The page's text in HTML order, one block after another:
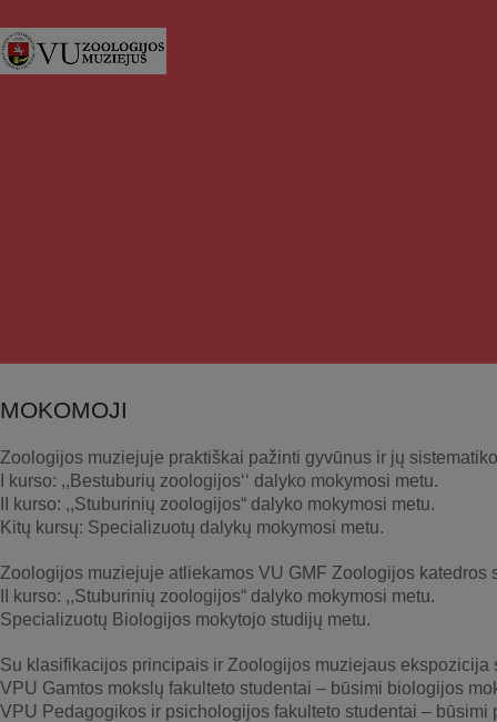
MOKOMOJI
Zoologijos muziejuje praktiškai pažinti gyvūnus ir jų
I kurso: ,,Bestuburių zoologijos‘‘ dalyko mokymosi metu.
II kurso: ,,Stuburinių zoologijos“ dalyko mokymosi metu.
Kitų kursų: Specializuotų dalykų mokymosi metu.
Zoologijos muziejuje atliekamos VU GMF Zoologijos katedros
II kurso: ,,Stuburinių zoologijos“ dalyko mokymosi metu.
Specializuotų Biologijos mokytojo studijų metu.
Su klasifikacijos principais ir Zoologijos muziejaus ekspozicija
VPU Gamtos mokslų fakulteto studentai – būsimi biologijos
VPU Pedagogikos ir psichologijos fakulteto studentai – būsimi